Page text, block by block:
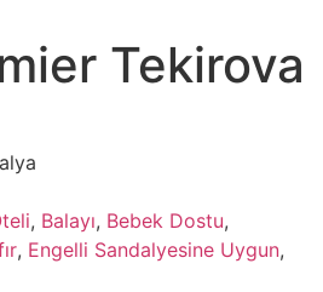
Tekirova
, Balayı, Bebek Dostu,
, Engelli Sandalyesine Uygun,